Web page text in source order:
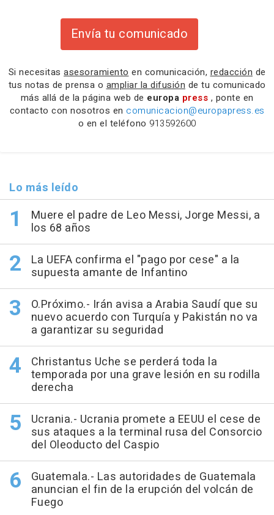
Envía tu comunicado
Si necesitas asesoramiento en comunicación, redacción de
tus notas de prensa o ampliar la difusión de tu comunicado
más allá de la página web de europa press , ponte en
contacto con nosotros en comunicacion@europapress.es
o en el teléfono 913592600
Lo más leído
Muere el padre de Leo Messi, Jorge Messi, a
los 68 años
La UEFA confirma el "pago por cese" a la
supuesta amante de Infantino
O.Próximo.- Irán avisa a Arabia Saudí que su
nuevo acuerdo con Turquía y Pakistán no va
a garantizar su seguridad
Christantus Uche se perderá toda la
temporada por una grave lesión en su rodilla
derecha
Ucrania.- Ucrania promete a EEUU el cese de
sus ataques a la terminal rusa del Consorcio
del Oleoducto del Caspio
Guatemala.- Las autoridades de Guatemala
anuncian el fin de la erupción del volcán de
Fuego